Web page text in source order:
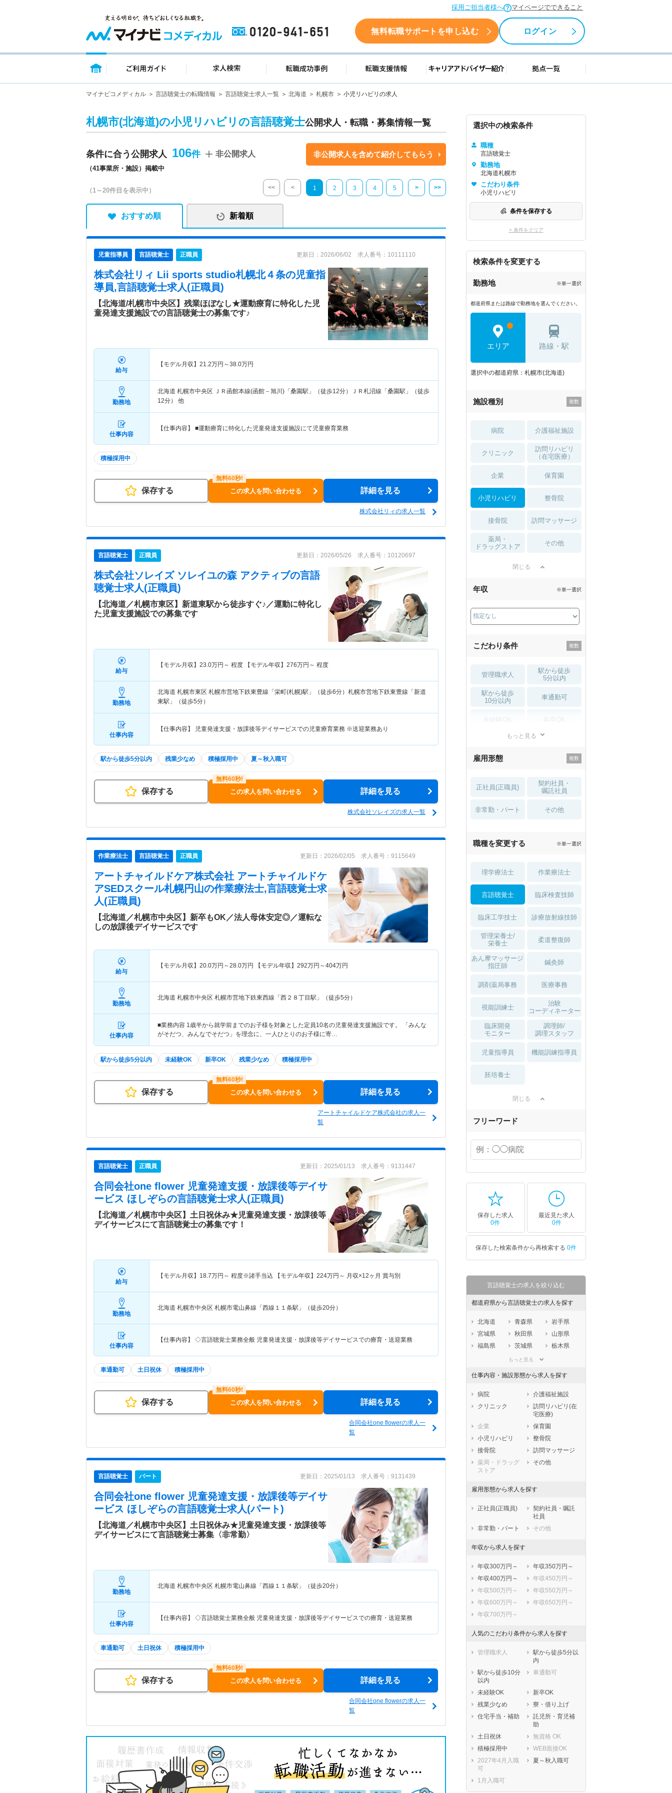
採用ご担当者様へ マイページでできること
0120-941-651 無料転職サポートを申し込む ログイン
トップページ ご利用ガイド 求人検索 転職成功事例 転職支援情報 キャリアアドバイザー紹介 拠点一覧
マイナビコメディカル 言語聴覚士の転職情報 言語聴覚士求人一覧 北海道 札幌市 小児リハビリの求人
札幌市(北海道)の小児リハビリの言語聴覚士公開求人・転職・募集情報一覧
条件に合う公開求人 106
（41事業所・施設）掲載中
非公開求人 非公開求人を含めて紹介してもらう
（1～20件目を表示中） << < 1 2 3 4 5 > >>
おすすめ順 新着順
児童指導員 言語聴覚士 正職員 更新日：2026/06/02 求人番号：10111110
株式会社リィ Lii sports studio札幌北４条の児童指
導員,言語聴覚士求人(正職員)
【北海道/札幌市中央区】残業ほぼなし★運動療育に特化した児
童発達支援施設での言語聴覚士の募集です♪
給与
【モデル月収】 21.2万円～38.0万円
勤務地
北海道 札幌市中央区 ＪＲ函館本線(函館－旭川)「桑園駅」（徒歩12分）ＪＲ札沼線「桑園駅」（徒歩
12分） 他
仕事内容
【仕事内容】 ■運動療育に特化した児童発達支援施設にて児童療育業務
積極採用中
保存する この求人を問い合わせる 詳細を見る
株式会社リィの求人一覧
言語聴覚士 正職員 更新日：2026/05/26 求人番号：10120697
株式会社ソレイズ ソレイユの森 アクティブの言語
聴覚士求人(正職員)
【北海道／札幌市東区】新道東駅から徒歩すぐ♪／運動に特化し
た児童支援施設での募集です
給与
【モデル月収】 23.0万円～ 程度 【モデル年収】 276万円～ 程度
勤務地
北海道 札幌市東区 札幌市営地下鉄東豊線「栄町(札幌)駅」（徒歩6分）札幌市営地下鉄東豊線「新道
東駅」（徒歩5分）
仕事内容
【仕事内容】 児童発達支援・放課後等デイサービスでの児童療育業務 ※送迎業務あり
駅から徒歩5分以内 残業少なめ 積極採用中 夏～秋入職可
保存する この求人を問い合わせる 詳細を見る
株式会社ソレイズの求人一覧
作業療法士 言語聴覚士 正職員 更新日：2026/02/05 求人番号：9115649
アートチャイルドケア株式会社 アートチャイルドケ
アSEDスクール札幌円山の作業療法士,言語聴覚士求
人(正職員)
【北海道／札幌市中央区】新卒もOK／法人母体安定◎／運転な
しの放課後デイサービスです
給与
【モデル月収】 20.0万円～28.0万円 【モデル年収】 292万円～404万円
勤務地
北海道 札幌市中央区 札幌市営地下鉄東西線「西２８丁目駅」（徒歩5分）
仕事内容
■業務内容 1歳半から就学前までのお子様を対象とした定員10名の児童発達支援施設です。 「みんな
がそだつ、みんなでそだつ」を理念に、一人ひとりのお子様に寄…
駅から徒歩5分以内 未経験OK 新卒OK 残業少なめ 積極採用中
保存する この求人を問い合わせる 詳細を見る
アートチャイルドケア株式会社の求人一
覧
言語聴覚士 正職員 更新日：2025/01/13 求人番号：9131447
合同会社one flower 児童発達支援・放課後等デイサ
ービス ほしぞらの言語聴覚士求人(正職員)
【北海道／札幌市中央区】土日祝休み★児童発達支援・放課後等
デイサービスにて言語聴覚士の募集です！
給与
【モデル月収】 18.7万円～ 程度※諸手当込 【モデル年収】 224万円～ 月収×12ヶ月 賞与別
勤務地
北海道 札幌市中央区 札幌市電山鼻線「西線１１条駅」（徒歩20分）
仕事内容
【仕事内容】 ◇言語聴覚士業務全般 児童発達支援・放課後等デイサービスでの療育・送迎業務
車通勤可 土日祝休 積極採用中
保存する この求人を問い合わせる 詳細を見る
合同会社one flowerの求人一
覧
言語聴覚士 パート 更新日：2025/01/13 求人番号：9131439
合同会社one flower 児童発達支援・放課後等デイサ
ービス ほしぞらの言語聴覚士求人(パート)
【北海道／札幌市中央区】土日祝休み★児童発達支援・放課後等
デイサービスにて言語聴覚士募集〈非常勤〉
勤務地
北海道 札幌市中央区 札幌市電山鼻線「西線１１条駅」（徒歩20分）
仕事内容
【仕事内容】 ◇言語聴覚士業務全般 児童発達支援・放課後等デイサービスでの療育・送迎業務
車通勤可 土日祝休 積極採用中
保存する この求人を問い合わせる 詳細を見る
合同会社one flowerの求人一
覧
選択中の検索条件
職種
言語聴覚士
勤務地
北海道札幌市
こだわり条件
小児リハビリ
条件を保存する
× 条件をクリア
検索条件を変更する
勤務地 ※単一選択
都道府県または路線で勤務地を選んでください。
エリア 路線・駅
選択中の都道府県：札幌市(北海道)
施設種別
病院 介護福祉施設
クリニック
訪問リハビリ
（在宅医療）
企業 保育園
小児リハビリ 整骨院
接骨院 訪問マッサージ
薬局・
ドラッグストア
その他
閉じる
年収 ※単一選択
こだわり条件
管理職求人
駅から徒歩
5分以内
駅から徒歩
10分以内
車通勤可
住宅手当・補助
土日祝休 無資格 OK
積極採用中 WEB面接OK
もっと見る
雇用形態
正社員(正職員)
契約社員・
嘱託社員
非常勤・パート その他
職種を変更する ※単一選択
理学療法士 作業療法士
言語聴覚士 臨床検査技師
臨床工学技士 診療放射線技師
管理栄養士/
栄養士
柔道整復師
あん摩マッサージ
指圧師
鍼灸師
調剤薬局事務 医療事務
視能訓練士
治験
コーディネーター
臨床開発
モニター
調理師/
調理スタッフ
児童指導員 機能訓練指導員
胚培養士
閉じる
フリーワード
保存した求人
0件
最近見た求人
0件
保存した検索条件から再検索する 0件
言語聴覚士の求人を絞り込む
都道府県から言語聴覚士の求人を探す
北海道 青森県
岩手県
宮城県
秋田県
山形県
福島県
茨城県
栃木県
埼玉県
石川県
福井県
岐阜県
静岡県
愛知県
三重県
大阪府
兵庫県
奈良県
鳥取県
島根県
広島県
山口県
徳島県
香川県
愛媛県
熊本県
大分県
もっと見る
仕事内容・施設形態から求人を探す
病院
介護福祉施設
クリニック
訪問リハビリ(在
宅医療)
企業
保育園
小児リハビリ
整骨院
接骨院
訪問マッサージ
薬局・ドラッグ
ストア
その他
雇用形態から求人を探す
正社員(正職員)
契約社員・嘱託
社員
非常勤・パート
その他
年収から求人を探す
年収300万円～
年収350万円～
年収400万円～
年収450万円～
年収500万円～
年収550万円～
年収600万円～
年収650万円～
年収700万円～
人気のこだわり条件から求人を探す
管理職求人
駅から徒歩5分以
内
駅から徒歩10分
以内
車通勤可
未経験OK
新卒OK
残業少なめ
寮・借り上げ
住宅手当・補助
託児所・育児補
助
土日祝休
無資格 OK
積極採用中
WEB面接OK
2027年4月入職
可
夏～秋入職可
1月入職可